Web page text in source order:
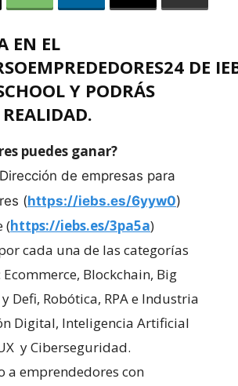
EN EL
DE
Y PODRÁS
puedes ganar?
de empresas para
(https://iebs.es/6yyw0)
(https://iebs.es/3pa5a)
cada una de las categorías
Blockchain, Big
Defi, Robótica, RPA e Industria
Digital, Inteligencia Artificial
y Ciberseguridad.
a emprendedores con